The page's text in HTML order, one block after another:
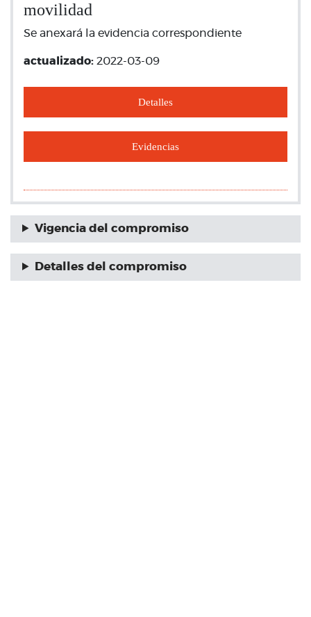
movilidad
Se anexará la evidencia correspondiente
actualizado: 2022-03-09
Detalles
Evidencias
Vigencia del compromiso
Detalles del compromiso